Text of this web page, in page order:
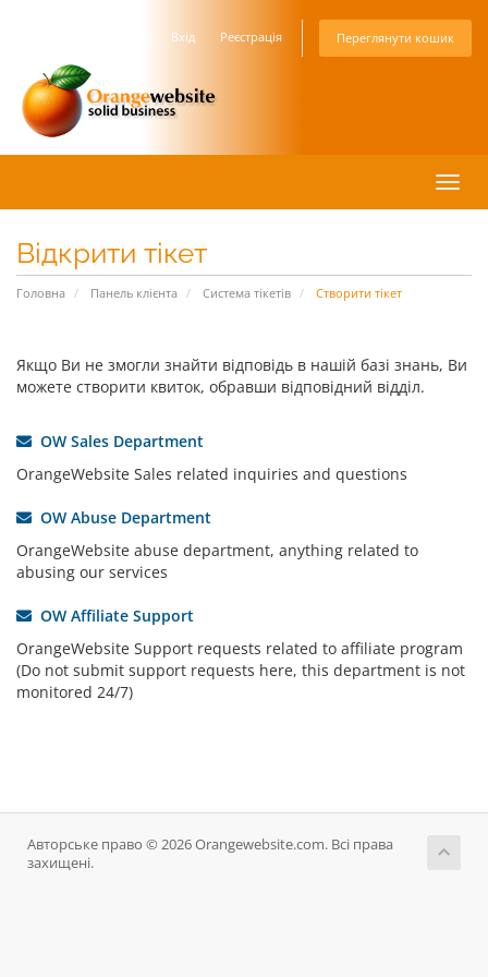
Вхід Реєстрація Переглянути кошик
Відкрити тікет
Головна Панель клієнта Система тікетів Створити тікет
Якщо Ви не змогли знайти відповідь в нашій базі знань, Ви
можете створити квиток, обравши відповідний відділ.
OW Sales Department
OrangeWebsite Sales related inquiries and questions
OW Abuse Department
OrangeWebsite abuse department, anything related to
abusing our services
OW Affiliate Support
OrangeWebsite Support requests related to affiliate program
(Do not submit support requests here, this department is not
monitored 24/7)
Авторське право © 2026 Orangewebsite.com. Всі права
захищені.